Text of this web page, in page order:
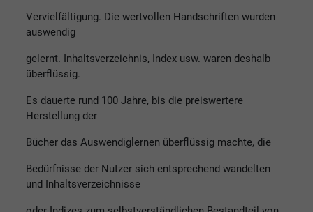
Vervielfältigung. Die wertvollen Handschriften wurden
auswendig
gelernt. Inhaltsverzeichnis, Index usw. waren deshalb
überflüssig.
Es dauerte rund 100 Jahre, bis die preiswertere
Herstellung der
Bücher das Auswendiglernen überflüssig machte, die
Bedürfnisse der Nutzer sich entsprechend wandelten
und Inhaltsverzeichnisse